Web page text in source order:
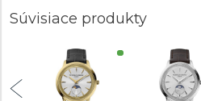
Súvisiace produkty